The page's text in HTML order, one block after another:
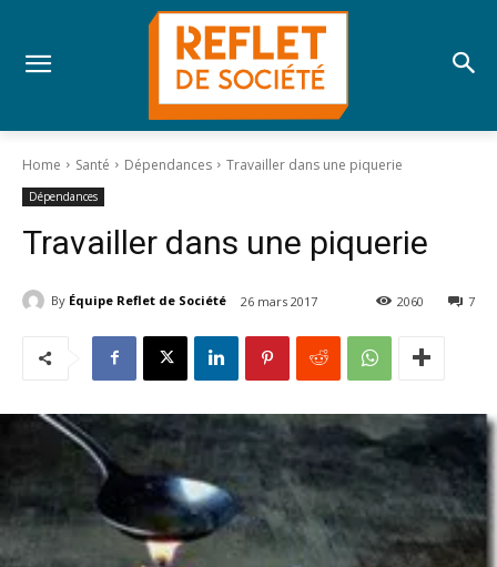
Home Santé Dépendances Travailler dans une piquerie
Dépendances
Travailler dans une piquerie
By Équipe Reflet de Société 26 mars 2017 7
2060